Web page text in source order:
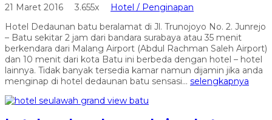
21 Maret 2016 3.655x
Hotel / Penginapan
Hotel Dedaunan batu beralamat di Jl. Trunojoyo No. 2. Junrejo
– Batu sekitar 2 jam dari bandara surabaya atau 35 menit
berkendara dari Malang Airport (Abdul Rachman Saleh Airport)
dan 10 menit dari kota Batu ini berbeda dengan hotel – hotel
lainnya. Tidak banyak tersedia kamar namun dijamin jika anda
menginap di hotel dedaunan batu sensasi... selengkapnya